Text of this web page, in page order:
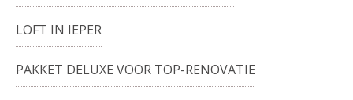
LOFT IN IEPER
PAKKET DELUXE VOOR TOP-RENOVATIE